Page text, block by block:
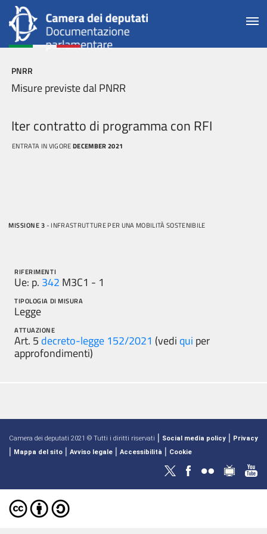
PNRR
Misure previste dal PNRR
Iter contratto di programma con RFI
ENTRATA IN VIGOREDECEMBER 2021
MISSIONE 3 - INFRASTRUTTURE PER UNA MOBILITÀ SOSTENIBILE
RIFERIMENTI
Ue: p. 342 M3C1 - 1
TIPOLOGIA DI MISURA
Legge
ATTUAZIONE
Art. 5 decreto-legge 152/2021 (vedi qui per
approfondimenti)
Camera dei deputati 2021 © Tutti i diritti riservati | Social media policy | Privacy
| Mappa del sito | Avviso legale | Accessibilità | Cookie